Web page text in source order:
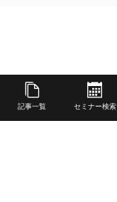
記事一覧 セミナー検索